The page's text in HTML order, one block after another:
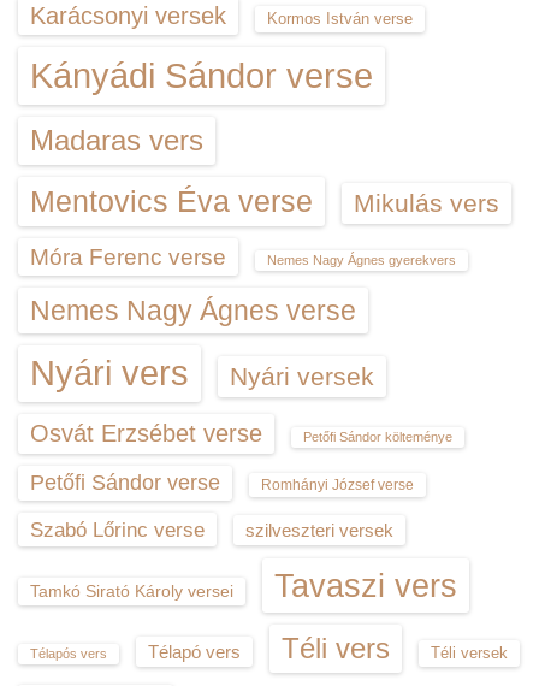
Karácsonyi versek Kormos István verse
Kányádi Sándor verse
Madaras vers
Mentovics Éva verse Mikulás vers
Móra Ferenc verse Nemes Nagy Ágnes gyerekvers
Nemes Nagy Ágnes verse
Nyári vers Nyári versek
Osvát Erzsébet verse Petőfi Sándor költeménye
Petőfi Sándor verse Romhányi József verse
Szabó Lőrinc verse szilveszteri versek
Tamkó Sirató Károly versei Tavaszi vers
Télapós vers Télapó vers Téli vers Téli versek